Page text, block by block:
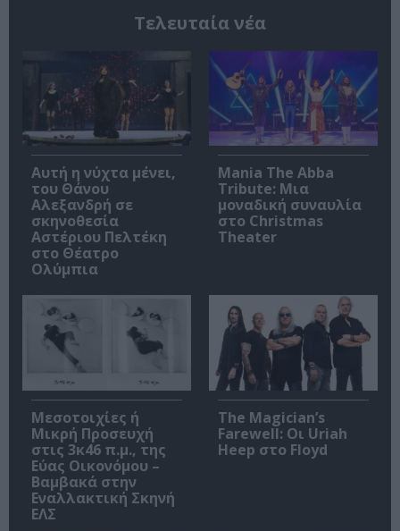
Τελευταία νέα
Αυτή η νύχτα μένει,
του Θάνου
Αλεξανδρή σε
σκηνοθεσία
Αστέριου Πελτέκη
στο Θέατρο
Ολύμπια
Mania The Abba
Tribute: Μια
μοναδική συναυλία
στο Christmas
Theater
Μεσοτοιχίες ή
Μικρή Προσευχή
στις 3κ46 π.μ., της
Εύας Οικονόμου –
Βαμβακά στην
Εναλλακτική Σκηνή
ΕΛΣ
The Magician’s
Farewell: Οι Uriah
Heep στο Floyd